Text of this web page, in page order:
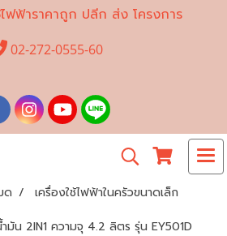
ไฟฟ้าราคาถูก ปลีก ส่ง โครงการ
02-272-0555-60
ด
เครื่องใช้ไฟฟ้าในครัวขนาดเล็ก
มัน 2IN1 ความจุ 4.2 ลิตร รุ่น EY501D